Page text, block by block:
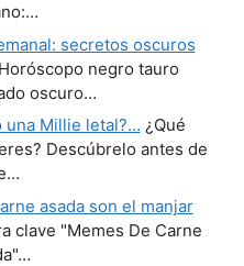
secretos oscuros
negro tauro
oscuro…
una Millie letal?… ¿Qué
Descúbrelo antes de
asada son el manjar
clave "Memes De Carne